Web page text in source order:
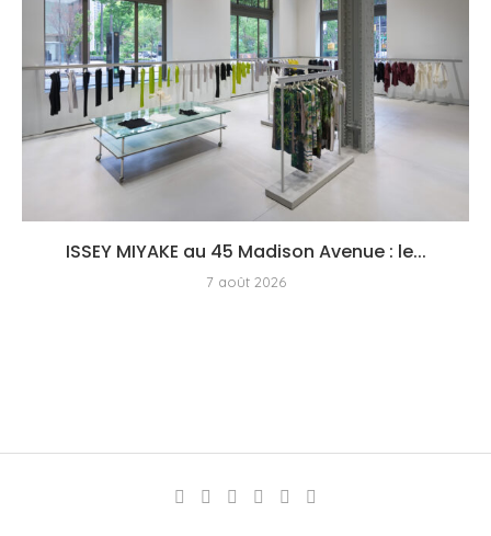
ISSEY MIYAKE au 45 Madison Avenue : le...
7 août 2026